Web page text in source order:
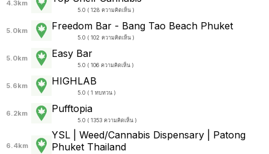
4.3km
5.0 ( 128 ความคิดเห็น )
5.0km Freedom Bar - Bang Tao Beach Phuket
5.0 ( 102 ความคิดเห็น )
5.0km Easy Bar
5.0 ( 106 ความคิดเห็น )
5.6km HIGHLAB
5.0 ( 1 ทบทวน )
6.2km Pufftopia
5.0 ( 1353 ความคิดเห็น )
6.4km
YSL | Weed/Cannabis Dispensary | Patong
Phuket Thailand